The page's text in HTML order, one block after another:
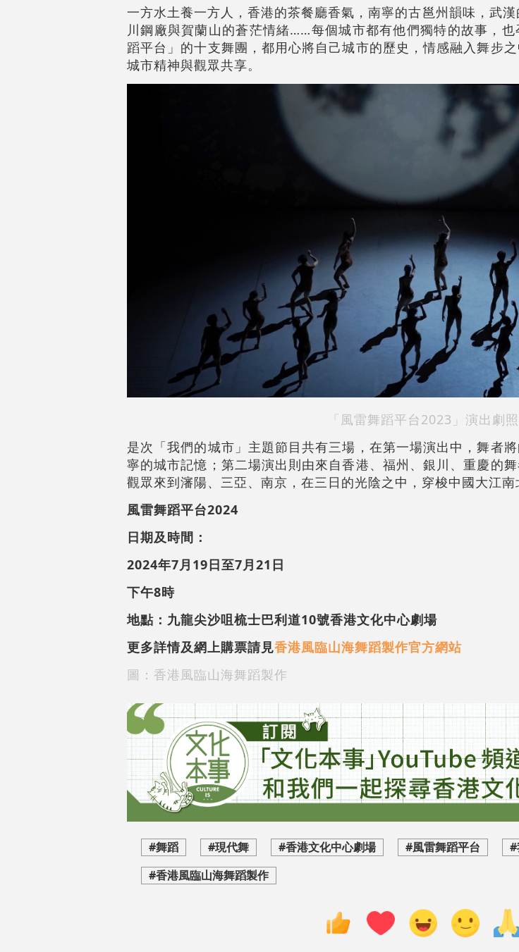
一方水土養一方人，香港的茶餐廳香氣，南寧的古邕州韻味，武
川鋼廠與賀蘭山的蒼茫情緒……每個城市都有他們獨特的故事，
蹈平台」的十支舞團，都用心將自己城市的歷史，情感融入舞步
城市精神與觀眾共享。
「風雷舞蹈平台2023」演出劇照
是次「我們的城市」主題節目共有三場，在第一場演出中，舞者
寧的城市記憶；第二場演出則由來自香港、福州、銀川、重慶的
觀眾來到瀋陽、三亞、南京，在三日的光陰之中，穿梭中國大江南
風雷舞蹈平台2024
日期及時間：
2024年7月19日至7月21日
下午8時
地點：九龍尖沙咀梳士巴利道10號香港文化中心劇場
更多詳情及網上購票請見香港風臨山海舞蹈製作官方網站
圖： 香港風臨山海舞蹈製作
#舞蹈 #現代舞 #香港文化中心劇場 #風雷舞蹈平台
#
#香港風臨山海舞蹈製作